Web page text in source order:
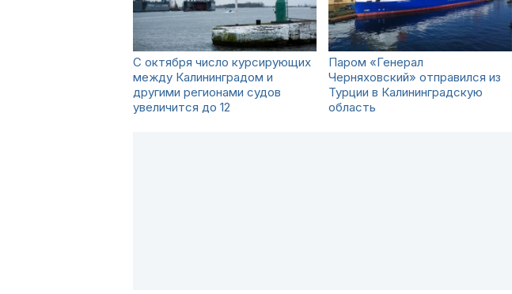
С октября число курсирующих
между Калининградом и
другими регионами судов
увеличится до 12
Паром «Генерал
Черняховский» отправился из
Турции в Калининградскую
область